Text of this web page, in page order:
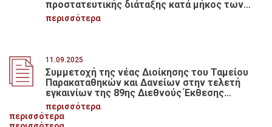
προστατευτικής διάταξης κατά μήκος των
προσόψεων του κτηρίου Πατησίων 34 –
Σολωμού – Κάνιγγος 29, ιδιοκτησίας Τ.Π. &
περισσότερα
11.09.2025
Συμμετοχή της νέας Διοίκησης του Ταμείου
Παρακαταθηκών και Δανείων στην τελετή
εγκαινίων της 89ης Διεθνούς Έκθεσης
Θεσσαλονίκης
περισσότερα
περισσότερα